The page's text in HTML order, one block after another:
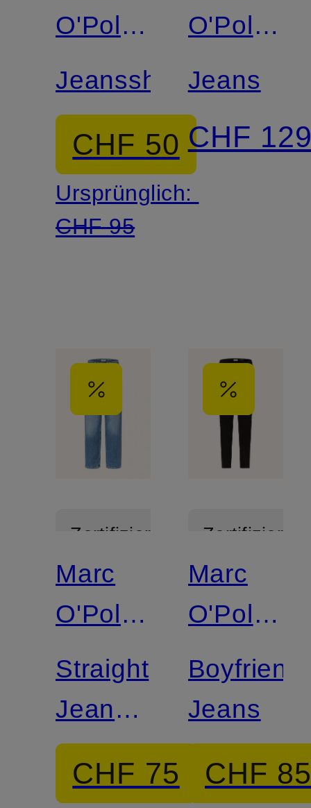
O'Polo
DENIM
Jeansshorts
CHF 50
Ursprünglich:
CHF 95
O'Polo
DENIM
Jeans
CHF
Zertifiziert
Marc
O'Polo
DENIM
Straight
Jeans
TOMMA
CHF 75
Zertifiziert
Marc
O'Polo
DENIM
Boyfriend
Jeans
CHF